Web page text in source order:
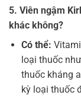
5. Viên ngậm
khác không?
Có thể:
loại thuốc
thuốc kháng
kỳ loại thuốc